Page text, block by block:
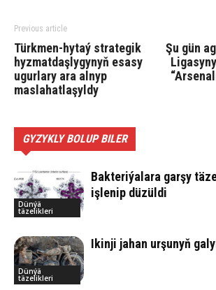
Previous article
Türkmen-hytaý strategik
hyzmatdaşlygynyň esasy
ugurlary ara alnyp
maslahatlaşyldy
Şu gün
GYZYKLY BOLUP BILER
Dünýä
täzelikleri
Bakteriýalara garşy
işlenip düzüldi
Dünýä
täzelikleri
Ikinji jahan urşunyň